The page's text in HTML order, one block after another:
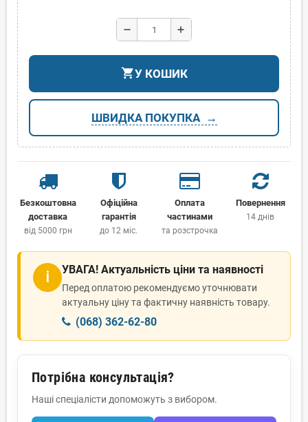
remove add
shopping_cartУ КОШИК
ШВИДКА ПОКУПКА
Безкоштовна
доставка
від 5000 грн
Офіційна
гарантія
до 12 міс.
Оплата
частинами
та розстрочка
Повернення
14 днів
ℹ УВАГА! Актуальність ціни та наявності
Перед оплатою рекомендуємо уточнювати
актуальну ціну та фактичну наявність товару.
(068) 362-62-80
Потрібна консультація?
Наші спеціалісти допоможуть з вибором.